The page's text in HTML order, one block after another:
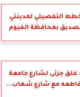
التفصيلي لمدينتي
بمحافظة الفيوم
غلق جزئى لشارع جامعة
مع شارع شهاب...